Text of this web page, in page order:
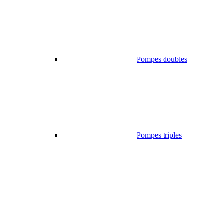
Pompes doubles
Pompes triples